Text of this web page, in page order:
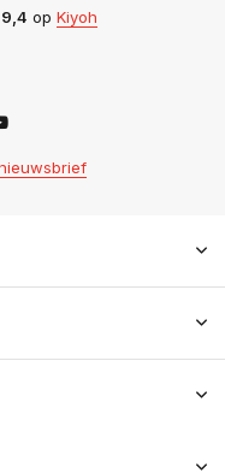
9,4 op Kiyoh